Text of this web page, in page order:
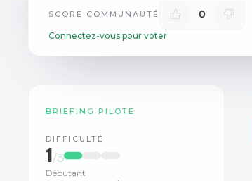
SCORE COMMUNAUTÉ 0
Connectez-vous pour voter
BRIEFING PILOTE
DIFFICULTÉ
1/3
Débutant